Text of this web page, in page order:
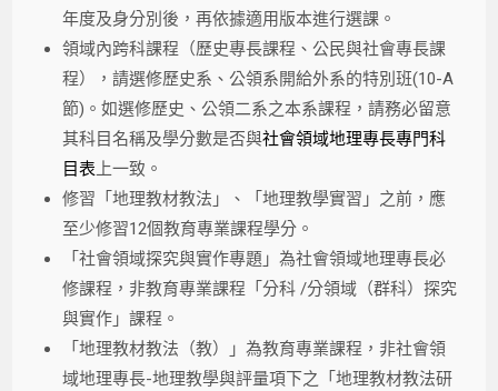
年度及身分別後，再依據適用版本進行選課。
領域內跨科課程（歷史專長課程、公民與社會專長課
程），請選修歷史系、公領系開給外系的特別班(10-A
節)。如選修歷史、公領二系之本系課程，請務必留意
其科目名稱及學分數是否與社會領域地理專長專門科
目表 上一致。
修習「地理教材教法」、「地理教學實習」之前，應
至少修習12個教育專業課程學分。
「社會領域探究與實作專題」為社會領域地理專長必
修課程，非教育專業課程「分科 /分領域（群科）探究
與實作」課程。
「地理教材教法（教）」為教育專業課程，非社會領
域地理專長-地理教學與評量項下之「地理教材教法研